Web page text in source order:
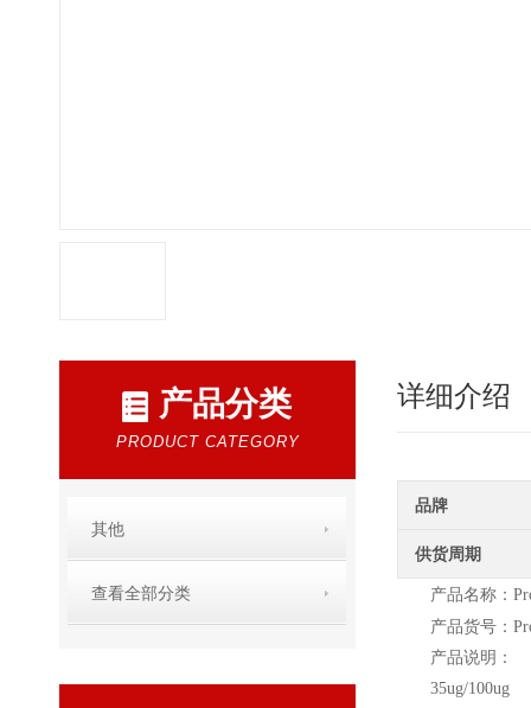
产品分类
PRODUCT CATEGORY
其他
查看全部分类
详细介绍
品牌
供货周期
产品名称：
产品货号：
产品说明：
35ug/100ug